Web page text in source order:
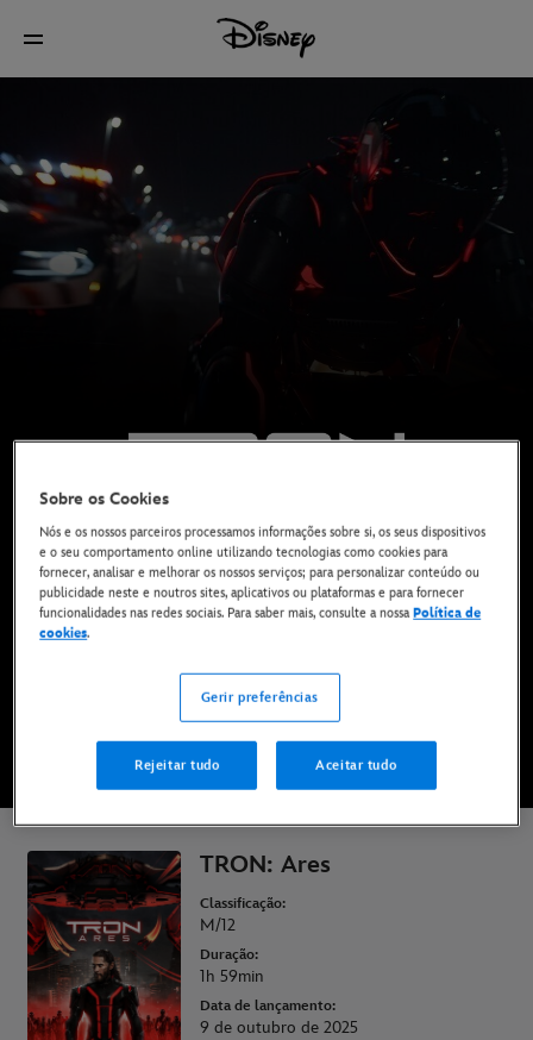
Já disponível no Disney+*
VER TRAILER
TRON: Ares
Classificação:
M/12
Duração:
1h 59min
Data de lançamento:
9 de outubro de 2025
Sobre os Cookies
Nós e os nossos parceiros processamos informações sobre si, os seus dispositivos
e o seu comportamento online utilizando tecnologias como cookies para
fornecer, analisar e melhorar os nossos serviços; para personalizar conteúdo ou
publicidade neste e noutros sites, aplicativos ou plataformas e para fornecer
funcionalidades nas redes sociais. Para saber mais, consulte a nossaPolítica de
cookies.
Gerir preferências
Rejeitar tudo Aceitar tudo